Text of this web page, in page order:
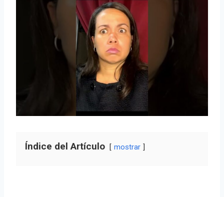
Índice del Artículo mostrar